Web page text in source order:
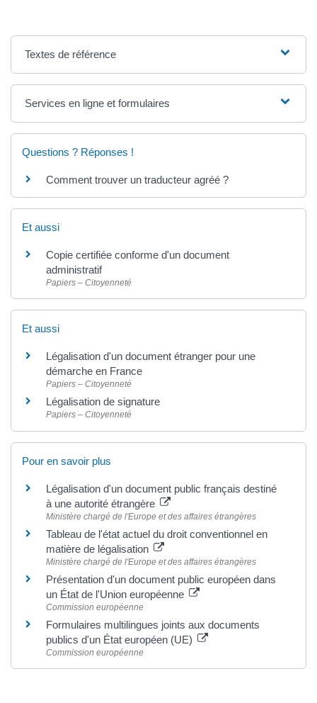
Textes de référence
Services en ligne et formulaires
Questions ? Réponses !
Comment trouver un traducteur agréé ?
Et aussi
Copie certifiée conforme d'un document
administratif
Papiers – Citoyenneté
Et aussi
Légalisation d'un document étranger pour une
démarche en France
Papiers – Citoyenneté
Légalisation de signature
Papiers – Citoyenneté
Pour en savoir plus
Légalisation d'un document public français destiné
à une autorité étrangère
Ministère chargé de l'Europe et des affaires étrangères
Tableau de l'état actuel du droit conventionnel en
matière de légalisation
Ministère chargé de l'Europe et des affaires étrangères
Présentation d'un document public européen dans
un État de l'Union européenne
Commission européenne
Formulaires multilingues joints aux documents
publics d'un État européen (UE)
Commission européenne